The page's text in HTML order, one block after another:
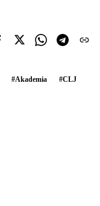
#Akademia #CLJ